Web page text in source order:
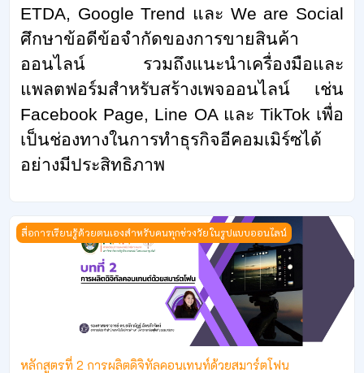
ETDA, Google Trend และ We are Social
ศึกษาข้อดีข้อจำกัดของการขายสินค้า
ออนไลน์ รวมถึงแนะนำเครื่องมือและ
แพลตฟอร์มสำหรับสร้างเพจออนไลน์ เช่น
Facebook Page, Line OA และ TikTok เพื่อ
เป็นช่องทางในการทำธุรกิจอีคอมเมิร์ซได้
อย่างมีประสิทธิภาพ
หลักสูตรที่ 2 การผลิตดิจิทัลคอนเทนท์ด้วยสมาร์ตโฟน
สื่อการเรียนรู้ด้วยตนเองสำหรับคนทุกช่วงวัยในรูปแบบออนไลน์
หลักสูตรที่ 2 การผลิตดิจิทัลคอนเทนท์ด้วยสมาร์ตโฟน